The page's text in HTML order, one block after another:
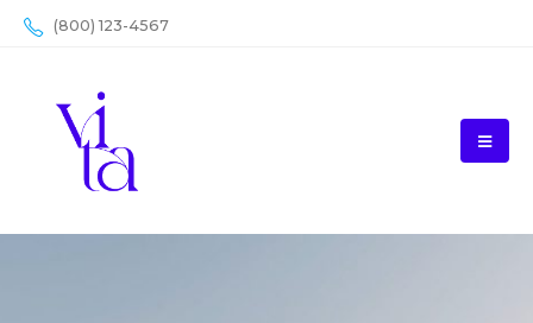
(800) 123-4567